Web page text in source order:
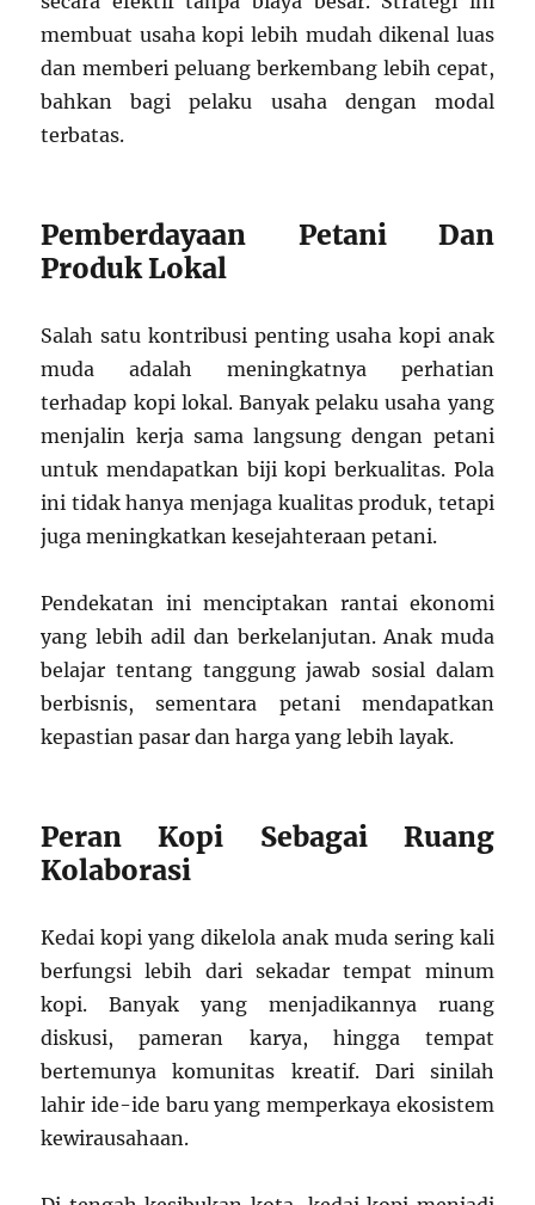
membuat usaha kopi lebih mudah dikenal luas
dan memberi peluang berkembang lebih cepat,
bahkan bagi pelaku usaha dengan modal
terbatas.
Pemberdayaan Petani Dan
Produk Lokal
Salah satu kontribusi penting usaha kopi anak
muda adalah meningkatnya perhatian
terhadap kopi lokal. Banyak pelaku usaha yang
menjalin kerja sama langsung dengan petani
untuk mendapatkan biji kopi berkualitas. Pola
ini tidak hanya menjaga kualitas produk, tetapi
juga meningkatkan kesejahteraan petani.
Pendekatan ini menciptakan rantai ekonomi
yang lebih adil dan berkelanjutan. Anak muda
belajar tentang tanggung jawab sosial dalam
berbisnis, sementara petani mendapatkan
kepastian pasar dan harga yang lebih layak.
Peran Kopi Sebagai Ruang
Kolaborasi
Kedai kopi yang dikelola anak muda sering kali
berfungsi lebih dari sekadar tempat minum
kopi. Banyak yang menjadikannya ruang
diskusi, pameran karya, hingga tempat
bertemunya komunitas kreatif. Dari sinilah
lahir ide-ide baru yang memperkaya ekosistem
kewirausahaan.